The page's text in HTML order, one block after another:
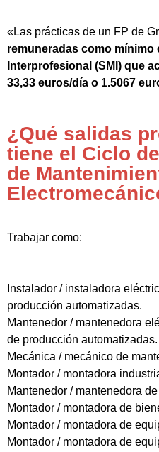
«Las prácticas de un FP de
remuneradas como mínimo
Interprofesional (SMI) que
33,33 euros/día o 1.5067
¿Qué salidas
tiene el Ciclo
de
Trabajar como:
Instalador / instaladora
producción automatizadas.
Mantenedor / mantenedora
de producción automatizadas.
Mecánica / mecánico de
Montador / montadora
Mantenedor / mantenedora
Montador / montadora de
Montador / montadora de
Montador / montadora de